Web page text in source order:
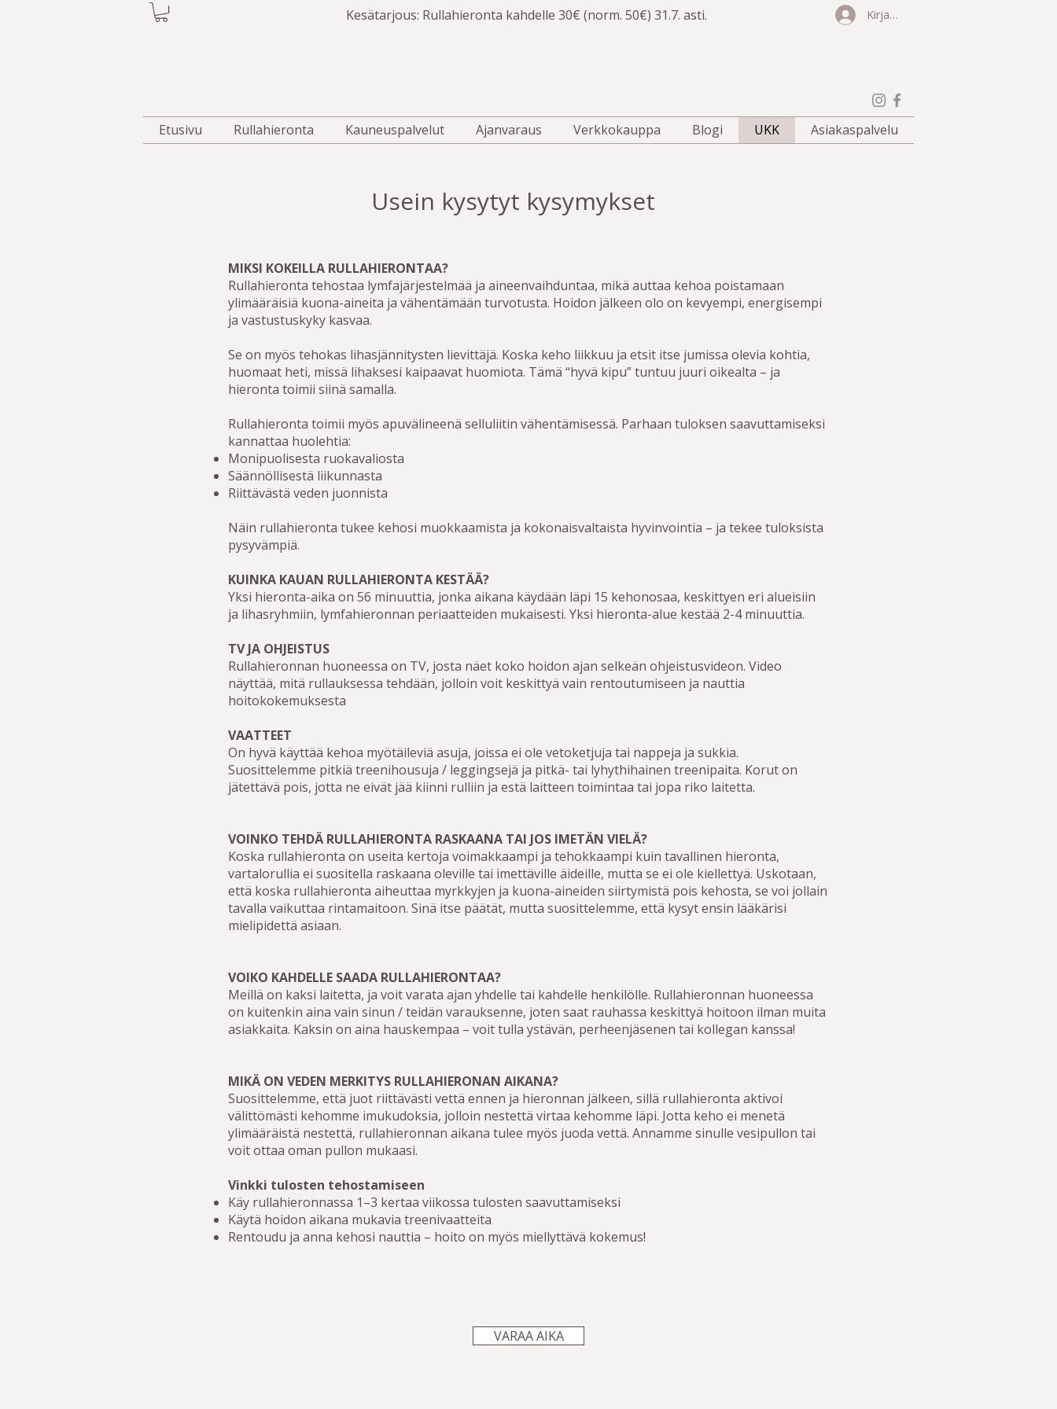
Kesätarjous: Rullahieronta kahdelle 30€ (norm. 50€) 31.7. asti. Kirjaudu
Etusivu Rullahieronta Kauneuspalvelut Ajanvaraus Verkkokauppa Blogi UKK Asiakaspalvelu
Usein kysytyt kysymykset
MIKSI KOKEILLA RULLAHIERONTAA?
Rullahieronta tehostaa lymfajärjestelmää ja aineenvaihduntaa, mikä auttaa kehoa poistamaan
ylimääräisiä kuona-aineita ja vähentämään turvotusta. Hoidon jälkeen olo on kevyempi, energisempi
ja vastustuskyky kasvaa.
Se on myös tehokas lihasjännitysten lievittäjä. Koska keho liikkuu ja etsit itse jumissa olevia kohtia,
huomaat heti, missä lihaksesi kaipaavat huomiota. Tämä “hyvä kipu” tuntuu juuri oikealta – ja
hieronta toimii siinä samalla.
Rullahieronta toimii myös apuvälineenä selluliitin vähentämisessä. Parhaan tuloksen saavuttamiseksi
kannattaa huolehtia:
Monipuolisesta ruokavaliosta
Säännöllisestä liikunnasta
Riittävästä veden juonnista
Näin rullahieronta tukee kehosi muokkaamista ja kokonaisvaltaista hyvinvointia – ja tekee tuloksista
pysyvämpiä.
KUINKA KAUAN RULLAHIERONTA KESTÄÄ?
Yksi hieronta-aika on 56 minuuttia, jonka aikana käydään läpi 15 kehonosaa, keskittyen eri alueisiin
ja lihasryhmiin, lymfahieronnan periaatteiden mukaisesti. Yksi hieronta-alue kestää 2-4 minuuttia.
TV JA OHJEISTUS
Rullahieronnan huoneessa on TV, josta näet koko hoidon ajan selkeän ohjeistusvideon. Video
näyttää, mitä rullauksessa tehdään, jolloin voit keskittyä vain rentoutumiseen ja nauttia
hoitokokemuksesta
VAATTEET
On hyvä käyttää kehoa myötäileviä asuja, joissa ei ole vetoketjuja tai nappeja ja sukkia.
Suosittelemme pitkiä treenihousuja / leggingsejä ja pitkä- tai lyhythihainen treenipaita. Korut on
jätettävä pois, jotta ne eivät jää kiinni rulliin ja estä laitteen toimintaa tai jopa riko laitetta.
VOINKO TEHDÄ RULLAHIERONTA RASKAANA TAI JOS IMETÄN VIELÄ?
Koska rullahieronta on useita kertoja voimakkaampi ja tehokkaampi kuin tavallinen hieronta,
vartalorullia ei suositella raskaana oleville tai imettäville äideille, mutta se ei ole kiellettyä. Uskotaan,
että koska rullahieronta aiheuttaa myrkkyjen ja kuona-aineiden siirtymistä pois kehosta, se voi jollain
tavalla vaikuttaa rintamaitoon. Sinä itse päätät, mutta suosittelemme, että kysyt ensin lääkärisi
mielipidettä asiaan.
VOIKO KAHDELLE SAADA RULLAHIERONTAA?
Meillä on kaksi laitetta, ja voit varata ajan yhdelle tai kahdelle henkilölle. Rullahieronnan huoneessa
on kuitenkin aina vain sinun / teidän varauksenne, joten saat rauhassa keskittyä hoitoon ilman muita
asiakkaita. Kaksin on aina hauskempaa – voit tulla ystävän, perheenjäsenen tai kollegan kanssa!
MIKÄ ON VEDEN MERKITYS RULLAHIERONAN AIKANA?
Suosittelemme, että juot riittävästi vettä ennen ja hieronnan jälkeen, sillä rullahieronta aktivoi
välittömästi kehomme imukudoksia, jolloin nestettä virtaa kehomme läpi. Jotta keho ei menetä
ylimääräistä nestettä, rullahieronnan aikana tulee myös juoda vettä. Annamme sinulle vesipullon tai
voit ottaa oman pullon mukaasi.
Vinkki tulosten tehostamiseen
Käy rullahieronnassa 1–3 kertaa viikossa tulosten saavuttamiseksi
Käytä hoidon aikana mukavia treenivaatteita
Rentoudu ja anna kehosi nauttia – hoito on myös miellyttävä kokemus!
VARAA AIKA